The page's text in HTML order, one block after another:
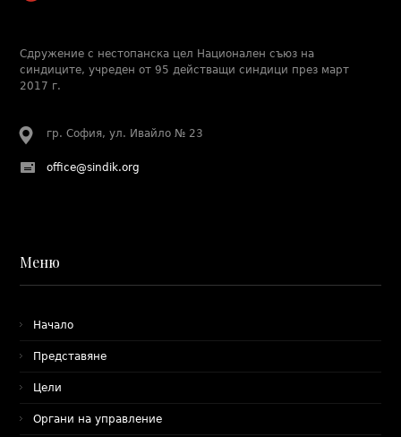
Сдружение с нестопанска цел Национален съюз на
синдиците, учреден от 95 действащи синдици през март
2017 г.
гр. София, ул. Ивайло № 23
office@sindik.org
Меню
Начало
Представяне
Цели
Органи на управление